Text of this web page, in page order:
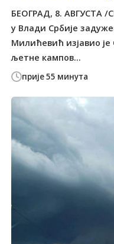
прије 55 минута
БЕОГРАД, 8. АВГУСТА
у Влади Србије
Милићевић изјавио је
љетне кампов...